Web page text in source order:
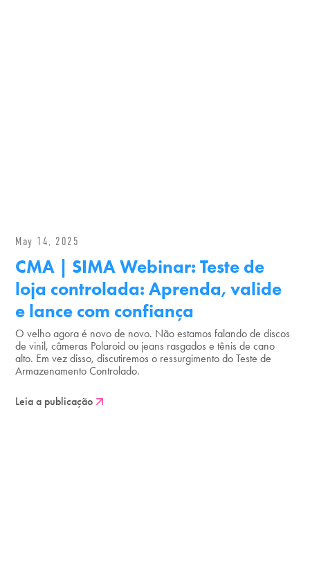
May 14, 2025
CMA | SIMA Webinar: Teste de
loja controlada: Aprenda, valide
e lance com confiança
O velho agora é novo de novo. Não estamos falando de discos
de vinil, câmeras Polaroid ou jeans rasgados e tênis de cano
alto. Em vez disso, discutiremos o ressurgimento do Teste de
Armazenamento Controlado.
Leia a publicação